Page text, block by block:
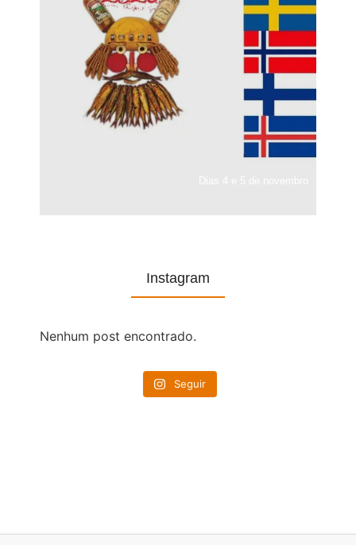
Instagram
Nenhum post encontrado.
Seguir